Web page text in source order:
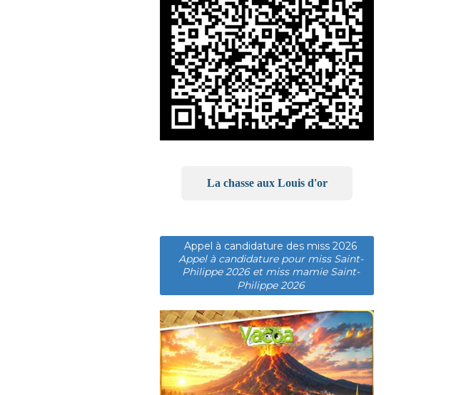
La chasse aux Louis d'or
Appel à candidature des miss 2026
Appel à candidature pour miss Saint-
Philippe 2026 et miss mamie Saint-
Philippe 2026